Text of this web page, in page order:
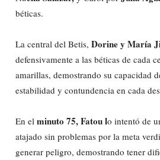
béticas.
La central del Betis, Dorine y María
defensivamente a las béticas de cada
amarillas, demostrando su capacidad
estabilidad y contundencia en cada
En el minuto 75, Fatou lo intentó de
atajado sin problemas por la meta
generar peligro, demostrando tener